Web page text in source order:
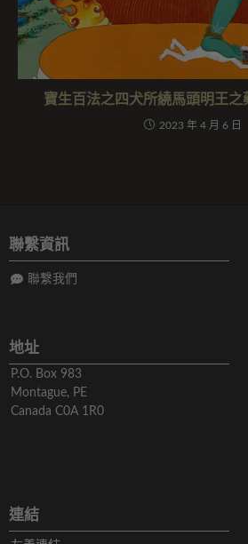
寶生百法之四犬所繞馬頭明王之
2023 年 4 月 6 日
聯繫資訊
聯繫我們
地址
P.O. Box 983
Montague, PE
Canada C0A 1R0
連結